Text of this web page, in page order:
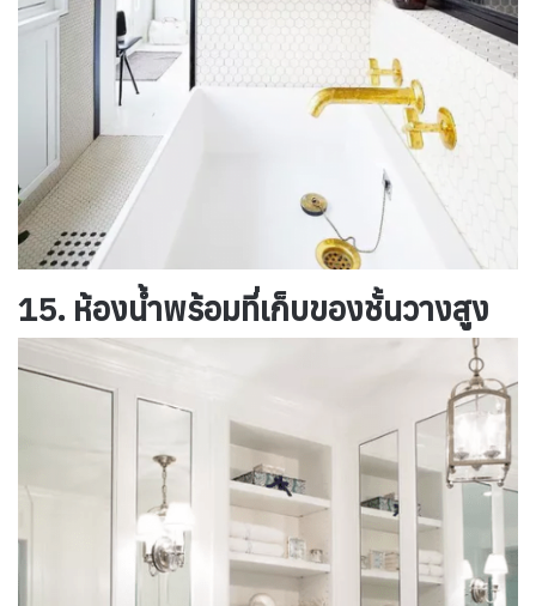
15. ห้องน้ำพร้อมที่เก็บของชั้นวางสูง